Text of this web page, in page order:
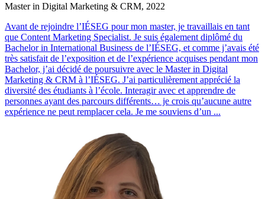
Master in Digital Marketing & CRM, 2022
Avant de rejoindre l’IÉSEG pour mon master, je travaillais en tant
que Content Marketing Specialist. Je suis également diplômé du
Bachelor in International Business de l’IÉSEG, et comme j’avais été
très satisfait de l’exposition et de l’expérience acquises pendant mon
Bachelor, j’ai décidé de poursuivre avec le Master in Digital
Marketing & CRM à l’IÉSEG. J’ai particulièrement apprécié la
diversité des étudiants à l’école. Interagir avec et apprendre de
personnes ayant des parcours différents… je crois qu’aucune autre
expérience ne peut remplacer cela. Je me souviens d’un ...